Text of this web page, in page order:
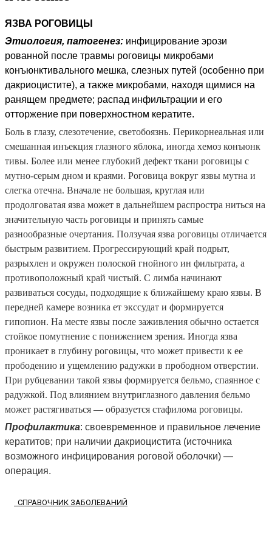
ЯЗВА РОГОВИЦЫ
Этиология, патогенез: инфицирование эрози
рованной после травмы роговицы микробами
конъюнктивального мешка, слезных путей (особенно при
дакриоцистите), а также микробами, находя щимися на
ранящем предмете; распад инфильтрации и его
отторжение при поверхностном кератите.
Боль в глазу, слезотечение, светобоязнь. Перикорнеальная или
смешанная инъекция глазного яблока, иногда хемоз конъюнк
тивы. Более или менее глубокий дефект ткани роговицы с
мутно-серым дном и краями. Роговица вокруг язвы мутна и
слегка отечна. Вначале не большая, круглая или
продолговатая язва может в дальнейшем распростра ниться на
значительную часть роговицы и принять самые
разнообразные очертания. Ползучая язва роговицы отличается
быстрым развитием. Про­грессирующий край подрыт,
разрыхлен и окружен полоской гнойного ин фильтрата, а
противоположный край чистый. С лимба начинают
развиваться сосуды, подходящие к ближайшему краю язвы. В
передней камере возника ет экссудат и формируется
гипопион. На месте язвы после заживления обычно остается
стойкое помутнение с понижением зрения. Иногда язва
проникает в глубину роговицы, что может привести к ее
прободению и ущемлению радужки в прободном отверстии.
При рубцевании такой язвы формируется бельмо, спаянное с
радужкой. Под влиянием внутриглазного давления бельмо
может растягиваться — образуется стафилома роговицы.
Профилактика: своевременное и правильное лечение
кератитов; при наличии дакриоцистита (источника
возможного инфицирования роговой оболочки) —
операция.
СПРАВОЧНИК ЗАБОЛЕВАНИЙ